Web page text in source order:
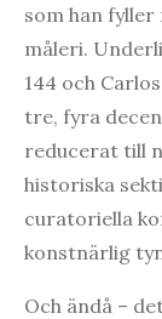
som han
måleri.
144 och
tre, fyra
reducerat till
historiska
curatoriella
konstnärlig
Och ändå –